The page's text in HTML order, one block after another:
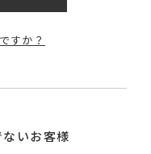
すか？
いお客様